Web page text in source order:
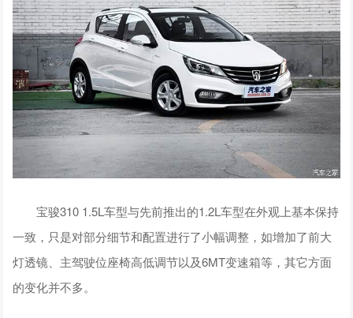
宝骏310 1.5L车型与先前推出的1.2L车型在外观上基本保持
一致，只是对部分细节和配置进行了小幅调整，如增加了前大
灯透镜、主驾驶位座椅高低调节以及6MT变速箱等，其它方面
的变化并不多。